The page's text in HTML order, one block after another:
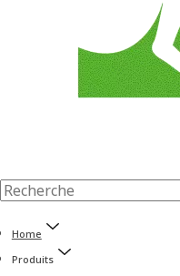
Home
Produits